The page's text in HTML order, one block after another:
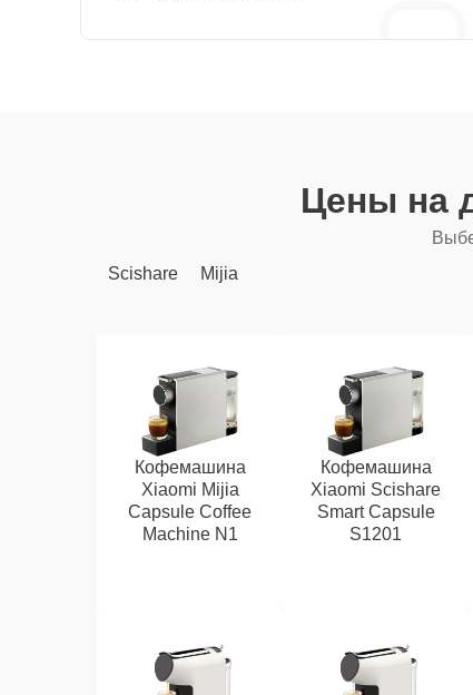
Цены на
Scishare
Mijia
Кофемашина
Xiaomi Mijia
Capsule Coffee
Machine N1
Кофемашина
Xiaomi Scishare
Smart Capsule
S1201